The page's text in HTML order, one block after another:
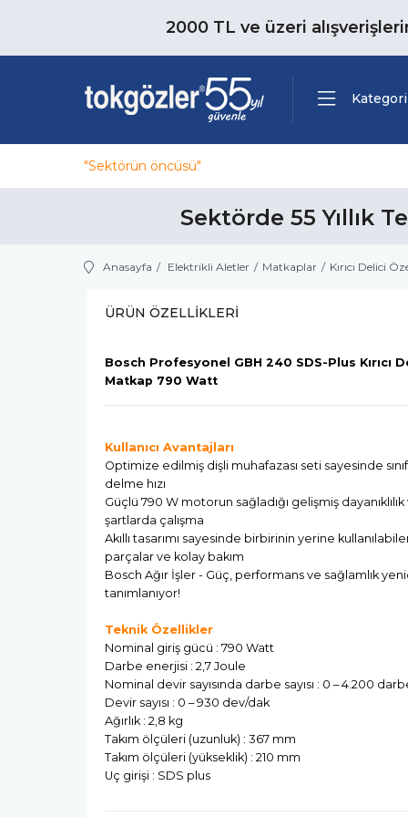
2000 TL ve üzeri
"Sektörün öncüsü"
Sektörde 55 Yıllık
Anasayfa Elektrikli Aletler Matkaplar Kırıcı Delici
ÜRÜN ÖZELLIKLERI
Bosch Profesyonel GBH 240 SDS-Plus Kırıcı
Matkap 790 Watt
Kullanıcı Avantajları
Optimize edilmiş dişli muhafazası seti sayesinde
delme hızı
Güçlü 790 W motorun sağladığı gelişmiş dayanıklılık
şartlarda çalışma
Akıllı tasarımı sayesinde birbirinin yerine
parçalar ve kolay bakım
Bosch Ağır İşler - Güç, performans ve sağlamlık
tanımlanıyor!
Teknik Özellikler
Nominal giriş gücü : 790 Watt
Darbe enerjisi : 2,7 Joule
Nominal devir sayısında darbe sayısı : 0 – 4.200
Devir sayısı : 0 – 930 dev/dak
Ağırlık : 2,8 kg
Takım ölçüleri (uzunluk) : 367 mm
Takım ölçüleri (yükseklik) : 210 mm
Uç girişi : SDS plus